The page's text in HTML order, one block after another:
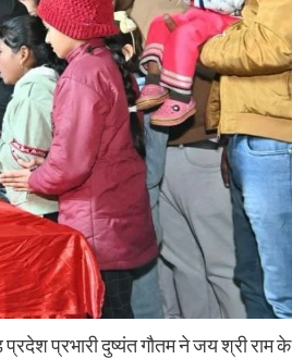
प्रभारी दुष्यंत गौतम ने जय श्री राम के